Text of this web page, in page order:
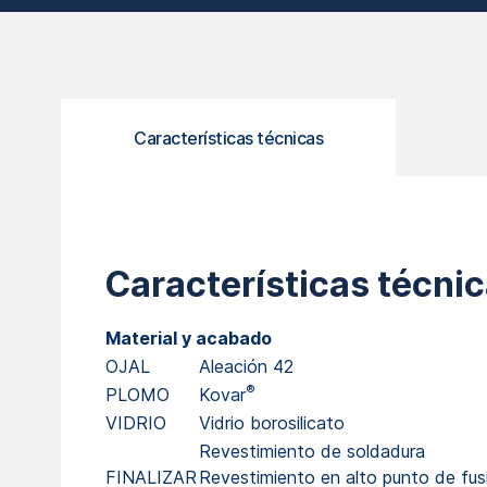
Características técnicas
Características
Material y acabado
OJAL
Aleación 42
PLOMO
Kovar®
VIDRIO Vidrio borosilicato
FINALIZAR
Revestimiento de soldadura
Revestimiento en alto punto de